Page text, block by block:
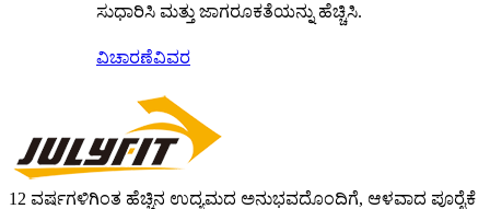
ಸುಧಾರಿಸಿ ಮತ್ತು ಜಾಗರೂಕತೆಯನ್ನು ಹೆಚ್ಚಿಸಿ.
ವಿಚಾರಣೆವಿವರ
12 ವರ್ಷಗಳಿಗಿಂತ ಹೆಚ್ಚಿನ ಉದ್ಯಮದ ಅನುಭವದೊಂದಿಗೆ, ಆಳವಾದ ಪೂರೈಕೆ